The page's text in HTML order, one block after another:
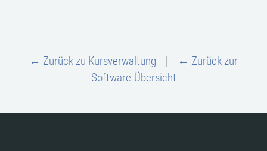
← Zurück zu Kursverwaltung |
← Zurück zur
Software-Übersicht